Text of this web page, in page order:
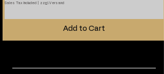
Sales Tax Included zzgl.Versand
Add to Cart